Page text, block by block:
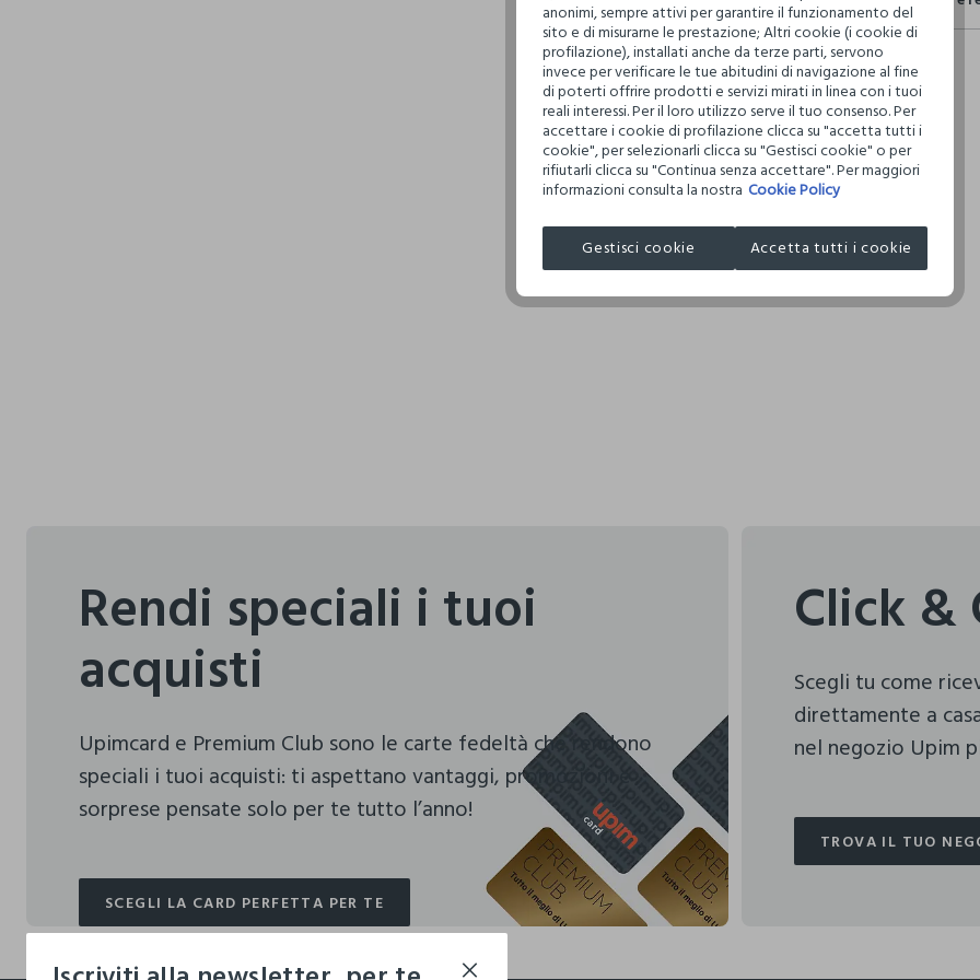
NON
0.00
Il 100% dei
fisici, per
restrittivi
Clicca qui
I nostri
MADE IN
Hai fino a
per
Rendi speciali i tuoi
acquisti
Upimcard e Premium Club sono le carte fedeltà che rendono
speciali i tuoi acquisti: ti aspettano vantaggi, promozioni e
sorprese pensate solo per te tutto l’anno!
SCEGLI LA CARD PERFETTA PER TE
SCEGLI LA CARD PERFETTA PER TE
Click &
Scegli tu come
direttamente a
nel negozio Upim
TROVA IL TUO
TROVA IL TUO
anonimi, sempre attivi per garantire il funzionamento del
sito e di misurarne le prestazione; Altri cookie (i cookie di
profilazione), installati anche da terze parti, servono
invece per verificare le tue abitudini di navigazione al fine
di poterti offrire prodotti e servizi mirati in linea con i tuoi
reali interessi. Per il loro utilizzo serve il tuo consenso. Per
accettare i cookie di profilazione clicca su "accetta tutti i
cookie", per selezionarli clicca su "Gestisci cookie" o per
rifiutarli clicca su "Continua senza accettare". Per maggiori
informazioni consulta la nostra Cookie Policy
Gestisci cookie Accetta tutti i cookie